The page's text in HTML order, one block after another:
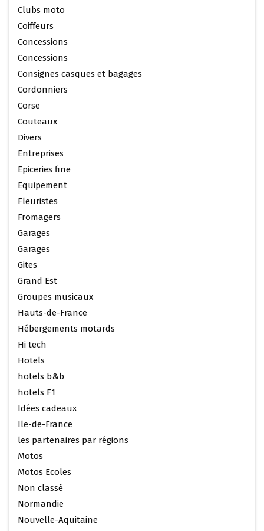
Clubs moto
Coiffeurs
Concessions
Concessions
Consignes casques et bagages
Cordonniers
Corse
Couteaux
Divers
Entreprises
Epiceries fine
Equipement
Fleuristes
Fromagers
Garages
Garages
Gites
Grand Est
Groupes musicaux
Hauts-de-France
Hébergements motards
Hi tech
Hotels
hotels b&b
hotels F1
Idées cadeaux
Ile-de-France
les partenaires par régions
Motos
Motos Ecoles
Non classé
Normandie
Nouvelle-Aquitaine